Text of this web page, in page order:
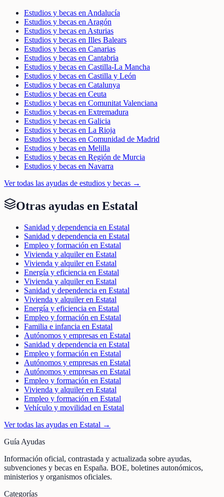
Estudios y becas en Andalucía
Estudios y becas en Aragón
Estudios y becas en Asturias
Estudios y becas en Illes Balears
Estudios y becas en Canarias
Estudios y becas en Cantabria
Estudios y becas en Castilla-La Mancha
Estudios y becas en Castilla y León
Estudios y becas en Catalunya
Estudios y becas en Ceuta
Estudios y becas en Comunitat Valenciana
Estudios y becas en Extremadura
Estudios y becas en Galicia
Estudios y becas en La Rioja
Estudios y becas en Comunidad de Madrid
Estudios y becas en Melilla
Estudios y becas en Región de Murcia
Estudios y becas en Navarra
Ver todas las ayudas de estudios y becas →
Otras ayudas en Estatal
Sanidad y dependencia en Estatal
Sanidad y dependencia en Estatal
Empleo y formación en Estatal
Vivienda y alquiler en Estatal
Vivienda y alquiler en Estatal
Energía y eficiencia en Estatal
Vivienda y alquiler en Estatal
Sanidad y dependencia en Estatal
Vivienda y alquiler en Estatal
Energía y eficiencia en Estatal
Empleo y formación en Estatal
Familia e infancia en Estatal
Autónomos y empresas en Estatal
Sanidad y dependencia en Estatal
Empleo y formación en Estatal
Autónomos y empresas en Estatal
Autónomos y empresas en Estatal
Empleo y formación en Estatal
Vivienda y alquiler en Estatal
Empleo y formación en Estatal
Vehículo y movilidad en Estatal
Ver todas las ayudas en Estatal →
Guía Ayudas
Información oficial, contrastada y actualizada sobre ayudas,
subvenciones y becas en España. BOE, boletines autonómicos,
ministerios y organismos oficiales.
Categorías